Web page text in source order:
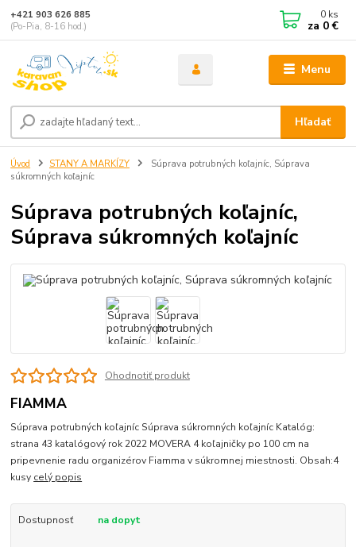
Menu
Hľadať
+421 903 626 885
(Po-Pia, 8-16 hod.)
0 ks
za 0 €
Úvod STANY A MARKÍZY
Súprava potrubných koľajníc, Súprava
súkromných koľajníc
Súprava potrubných koľajníc,
Súprava súkromných koľajníc
Ohodnotiť produkt
FIAMMA
Súprava potrubných koľajníc Súprava súkromných koľajníc Katalóg:
strana 43 katalógový rok 2022 MOVERA 4 koľajničky po 100 cm na
pripevnenie radu organizérov Fiamma v súkromnej miestnosti. Obsah:4
kusy celý popis
Dostupnosť na dopyt